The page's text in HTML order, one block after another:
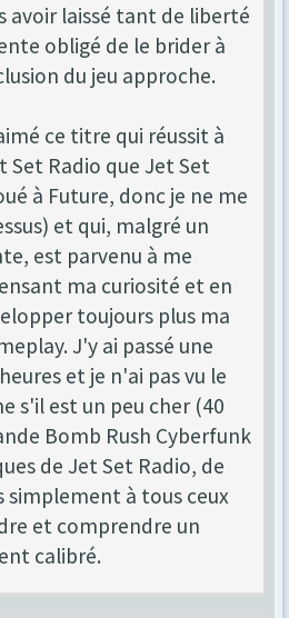
avoir laissé tant de liberté
obligé de le brider à
du jeu approche.
ce titre qui réussit à
Set Radio que Jet Set
à Future, donc je ne me
et qui, malgré un
est parvenu à me
ma curiosité et en
toujours plus ma
J'y ai passé une
et je n'ai pas vu le
s'il est un peu cher (40
Bomb Rush Cyberfunk
de Jet Set Radio, de
simplement à tous ceux
et comprendre un
calibré.